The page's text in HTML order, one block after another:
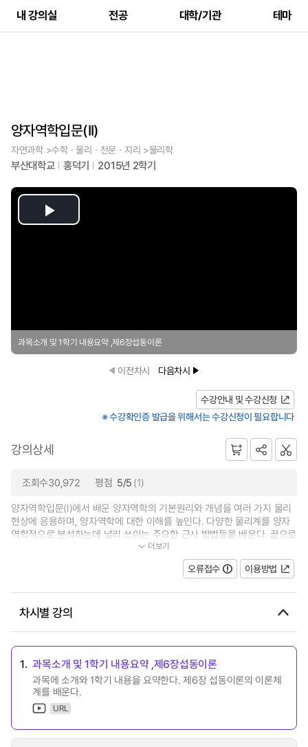
내 강의실 전공 대학/기관 테마
양자역학입문(II)
자연과학 >수학ㆍ물리ㆍ천문ㆍ지리 >물리학
부산대학교 홍덕기 2015년 2학기
Play
과목소개 및 1학기 내용요약 ,제6장섭동이론
이전차시 다음차시
수강안내 및 수강신청
※ 수강확인증 발급을 위해서는 수강신청이 필요합니다
강의상세
조회수30,972 평점 5/5 (1)
양자역학입문(I)에서 배운 양자역학의 기본원리와 개념을 여러 가지 물리
현상에 응용하며, 양자역학에 대한 이해를 높인다. 다양한 물리계를 양자
역학적으로 분석하는데 널리 쓰이는 주요한 근사 방법들을 배운다. 끝으로
양자역학의 이론체계에 대한 문...
더보기
오류접수 이용방법
차시별 강의
1. 과목소개 및 1학기 내용요약 ,제6장섭동이론
과목에 소개와 1학기 내용을 요약한다. 제6장 섭동이론의 이론체
계를 배운다.
URL